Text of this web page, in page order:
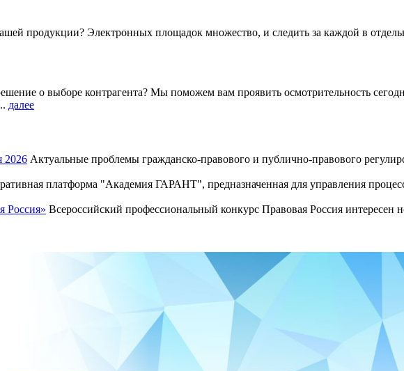
продукции? Электронных площадок множество, и следить за каждой в
о выборе контрагента? Мы поможем вам проявить осмотрительность
далее
2026 Актуальные проблемы гражданско-правового и публично-правового
платформа "Академия ГАРАНТ", предназначенная для управления
Россия» Всероссийский профессиональный конкурс Правовая Россия интересен